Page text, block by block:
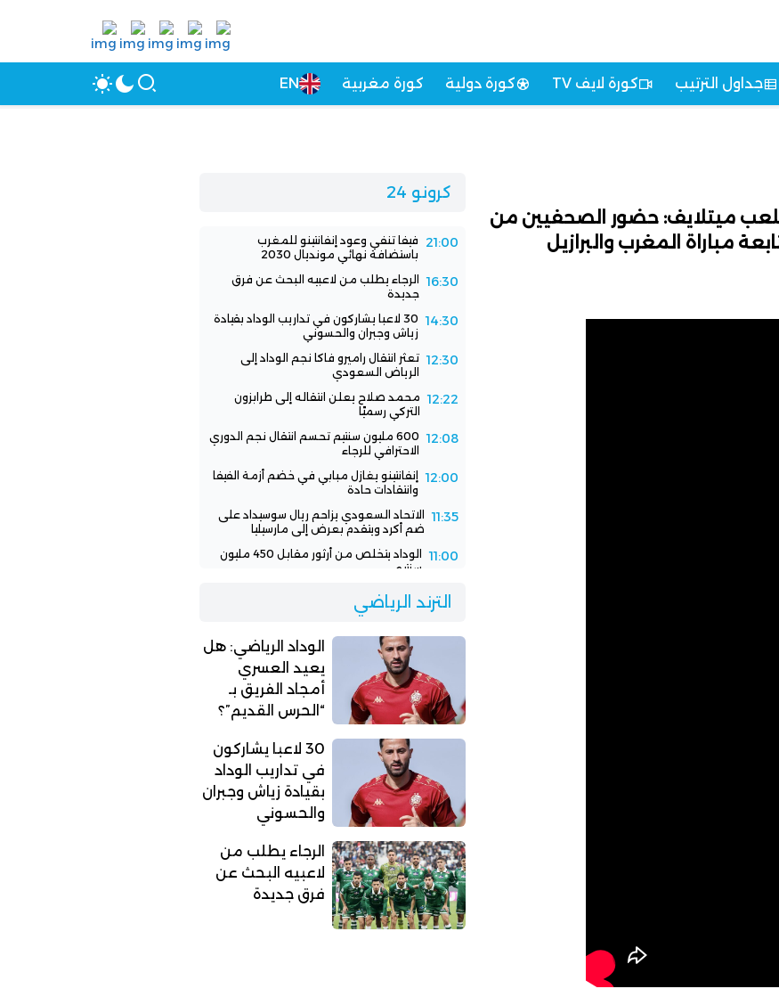
جداول الترتيب كورة لايف TV كورة دولية كورة مغربية EN
ميتلايف: حضور الصحفيين من
مباراة المغرب والبرازيل
كرونو 24
21:00
فيفا تنفي وعود إنفانتينو للمغرب
باستضافة نهائي مونديال 2030
16:30
الرجاء يطلب من لاعبيه البحث عن فرق
جديدة
14:30
30 لاعبا يشاركون في تداريب الوداد بقيادة
زياش وجبران والحسوني
12:30 تعثر انتقال راميرو فاكا نجم الوداد إلى
الرياض السعودي
12:22 محمد صلاح يعلن انتقاله إلى طرابزون
التركي رسميًا
12:08
600 مليون سنتيم تحسم انتقال نجم الدوري
الاحترافي للرجاء
12:00
إنفانتينو يغازل مبابي في خضم أزمة الفيفا
وانتقادات حادة
11:35
الاتحاد السعودي يزاحم ريال سوسيداد على
ضم أكرد ويتقدم بعرض إلى مارسيليا
11:00
الوداد يتخلص من أرثور مقابل 450 مليون
سنتيم
10:30
الوداد الرياضي: هل يعيد العسري أمجاد
الفريق بـ “الحرس القديم”؟
الترند الرياضي
الوداد الرياضي: هل
يعيد العسري
أمجاد الفريق بـ
“الحرس القديم”؟
30 لاعبا يشاركون
في تداريب الوداد
بقيادة زياش وجبران
والحسوني
الرجاء يطلب من
لاعبيه البحث عن
فرق جديدة